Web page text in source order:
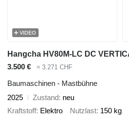
VIDEO
3.500 € ≈ 3.271 CHF
Baumaschinen - Mastbühne
2025
Zustand neu
Kraftstoff Elektro Nutzlast 150 kg